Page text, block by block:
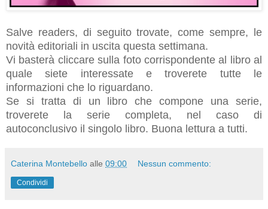
Salve readers, di seguito trovate, come sempre, le
novità editoriali in uscita questa settimana.
Vi basterà cliccare sulla foto corrispondente al libro al
quale siete interessate e troverete tutte le
informazioni che lo riguardano.
Se si tratta di un libro che compone una serie,
troverete la serie completa, nel caso di
autoconclusivo il singolo libro. Buona lettura a tutti.
Caterina Montebello alle 09:00 Nessun commento:
Condividi